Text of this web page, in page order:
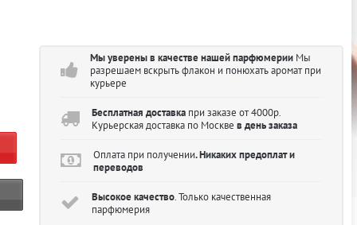
Мы уверены в качестве нашей парфюмерииМы
разрешаем вскрыть флакон и понюхать аромат при
курьере
Бесплатная доставкапри заказе от 4000р.
Курьерская доставка по Москве в день заказа
Оплата при получении. Никаких предоплат и
переводов
Высокое качество. Только качественная
парфюмерия